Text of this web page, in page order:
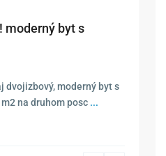
moderný byt s
dvojizbový, moderný byt s
na druhom posc ...